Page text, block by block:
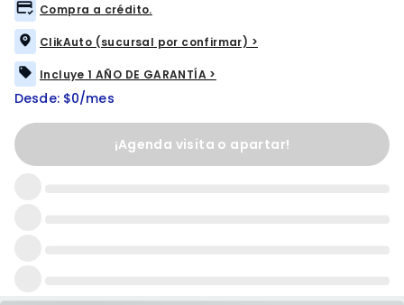
Compra a crédito.
ClikAuto (sucursal por confirmar) >
Incluye 1 AÑO DE GARANTÍA >
Desde: $0/mes
¡Agenda visita o apartar!